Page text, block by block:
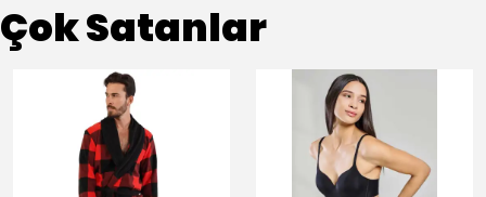
Çok Satanlar